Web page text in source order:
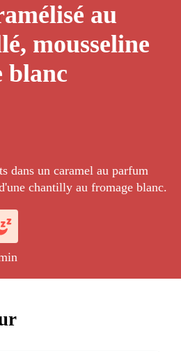
au
mousseline
blanc
dans un caramel au parfum
chantilly au fromage blanc.